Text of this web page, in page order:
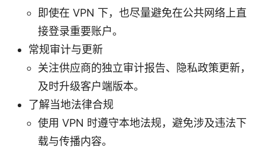
即使在 VPN 下，也尽量避免在公共网络上直
接登录重要账户。
常规审计与更新
关注供应商的独立审计报告、隐私政策更新，
及时升级客户端版本。
了解当地法律合规
使用 VPN 时遵守本地法规，避免涉及违法下
载与传播内容。